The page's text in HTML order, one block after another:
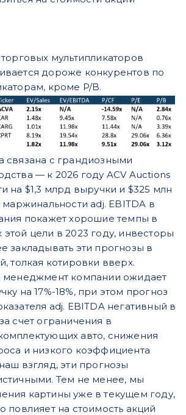
мультипликаторов
дороже конкурентов по
кроме P/B.
связана с грандиозными
— к 2026 году ACV Auctions
на $1,3 млрд выручки и $325 млн
маржинальности adj. EBITDA в
покажет хорошие темпы в
цели в 2023 году, инвесторы
закладывать эти прогнозы в
толкая котировки вверх.
менеджмент компании ожидает
на 17%-18%, при этом прогноз
adj. EBITDA негативный в
счет ограничения в
авто, снижения
и низкого коэффициента
взгляд, эти прогнозы
Тем не менее, мы
картины уже в текущем году,
повлияет на стоимость акций